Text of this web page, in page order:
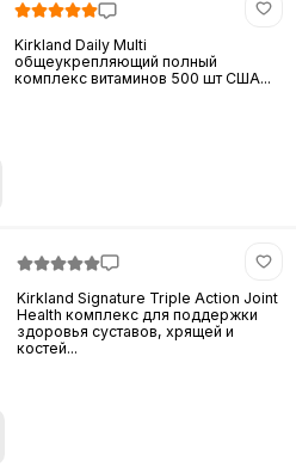
Kirkland Daily Multi
общеукрепляющий полный
комплекс витаминов 500 шт США...
Kirkland Signature Triple Action Joint
Health комплекс для поддержки
здоровья суставов, хрящей и
костей...